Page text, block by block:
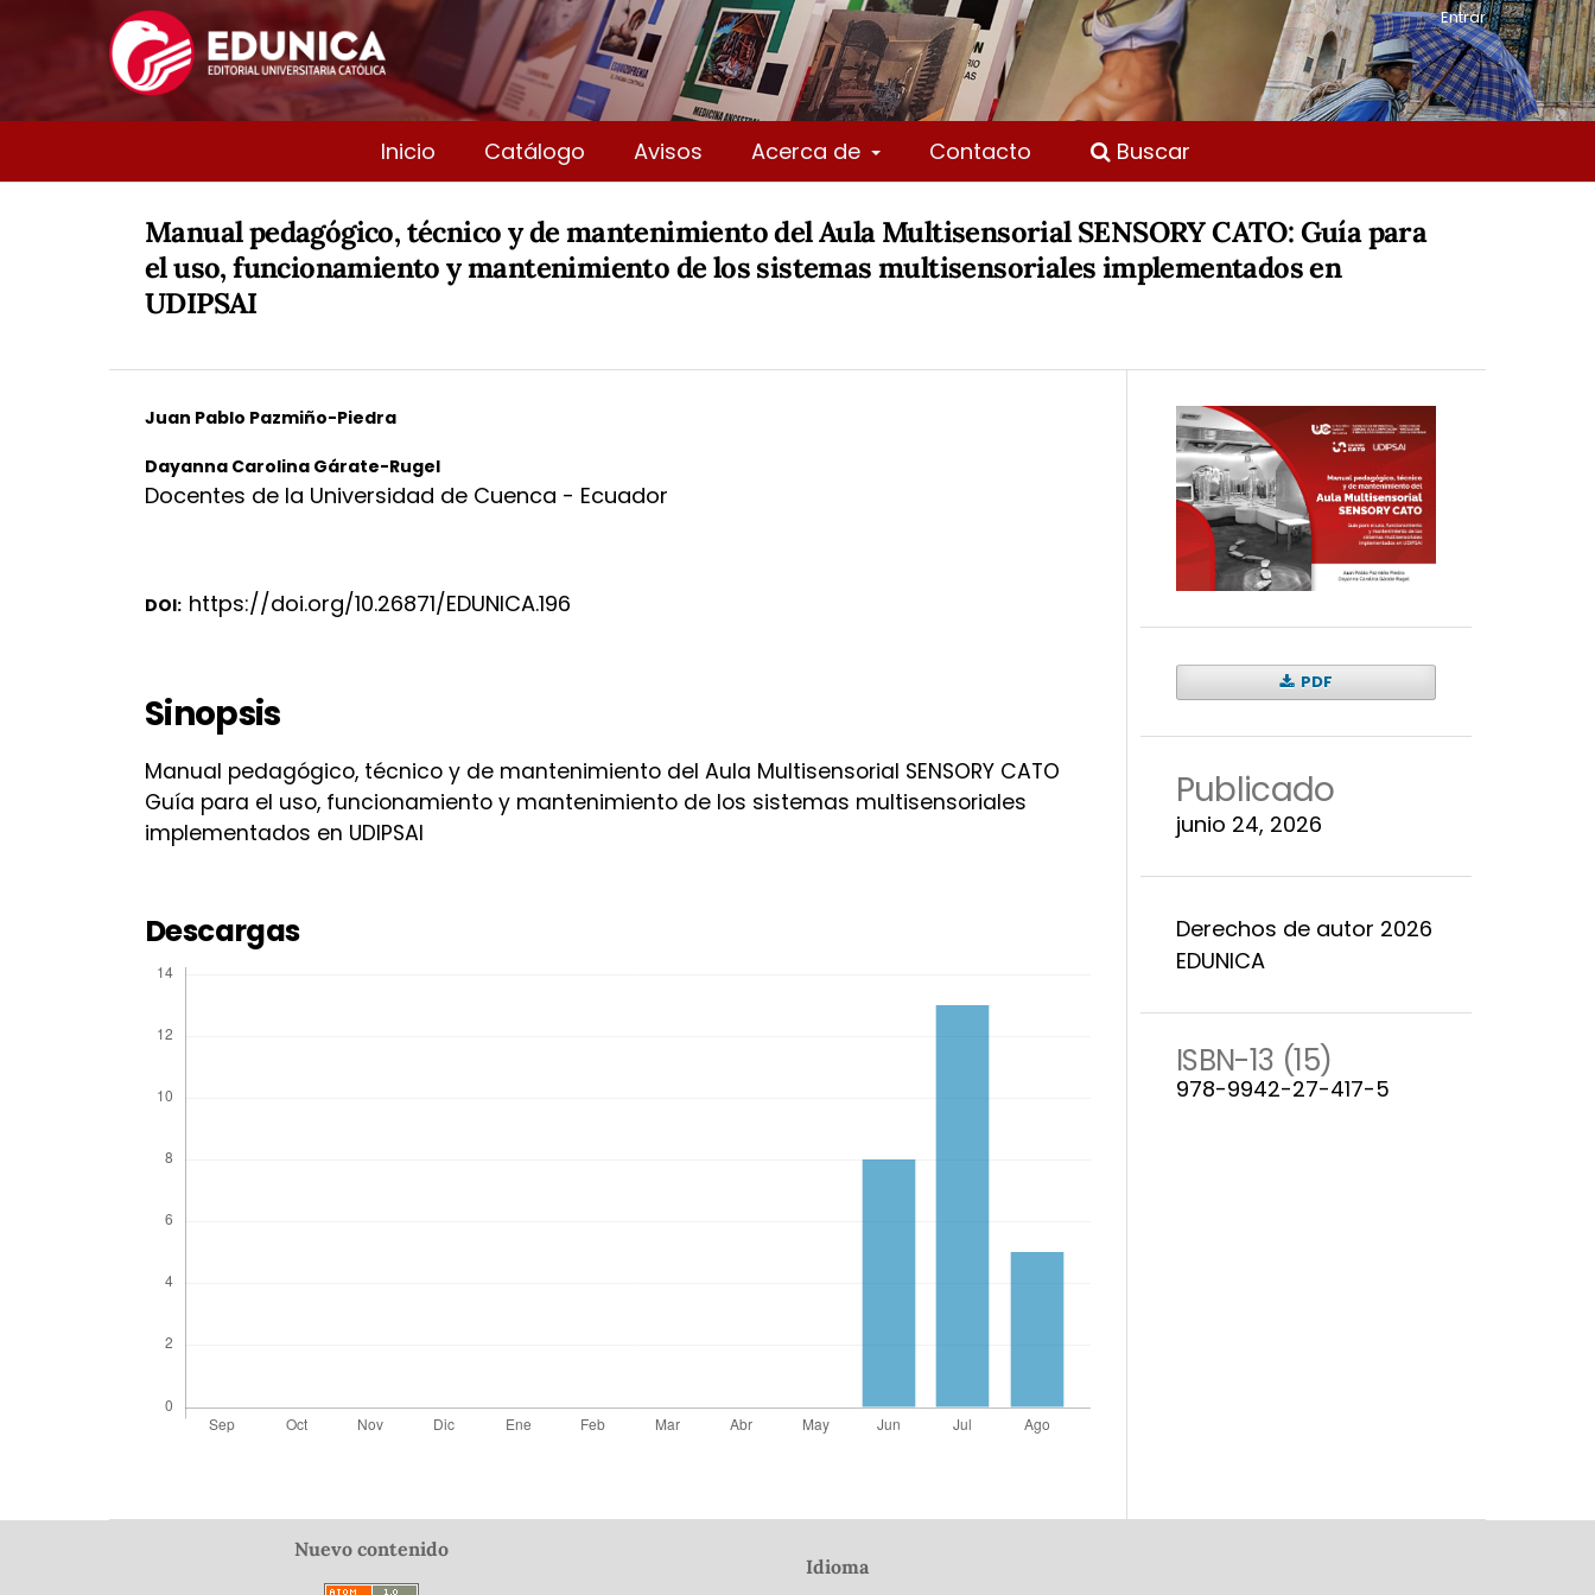
Inicio Catálogo Avisos Acerca de Contacto Buscar
Entrar
Manual pedagógico, técnico y de mantenimiento del Aula Multisensorial SENSORY CATO: Guía para
el uso, funcionamiento y mantenimiento de los sistemas multisensoriales implementados en
UDIPSAI
Juan Pablo Pazmiño-Piedra
Dayanna Carolina Gárate-Rugel
Docentes de la Universidad de Cuenca - Ecuador
DOI: https://doi.org/10.26871/EDUNICA.196
Sinopsis
Manual pedagógico, técnico y de mantenimiento del Aula Multisensorial SENSORY CATO
Guía para el uso, funcionamiento y mantenimiento de los sistemas multisensoriales
implementados en UDIPSAI
Descargas
PDF
Publicado
junio 24, 2026
Derechos de autor 2026
EDUNICA
ISBN-13 (15)
978-9942-27-417-5
Nuevo contenido
Idioma